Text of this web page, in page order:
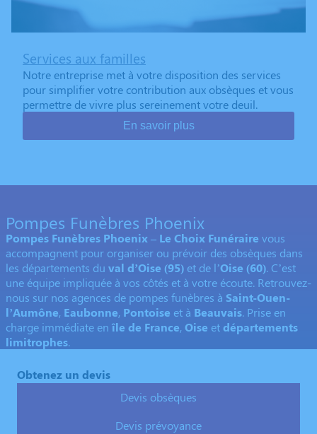
Services aux familles
Notre entreprise met à votre disposition des services
pour simplifier votre contribution aux obsèques et vous
permettre de vivre plus sereinement votre deuil.
En savoir plus
Pompes Funèbres Phoenix
Pompes Funèbres Phoenix – Le Choix Funéraire vous
accompagnent pour organiser ou prévoir des obsèques dans
les départements du val d’Oise (95) et de l’Oise (60). C’est
une équipe impliquée à vos côtés et à votre écoute. Retrouvez-
nous sur nos agences de pompes funèbres à Saint-Ouen-
l’Aumône, Eaubonne, Pontoise et à Beauvais. Prise en
charge immédiate en île de France, Oise etdépartements
limitrophes.
Obtenez un devis
Devis obsèques
Devis prévoyance